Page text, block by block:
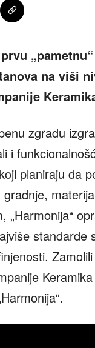
na viši
zgradu
i
planiraju da